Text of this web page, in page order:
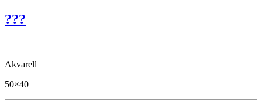
???
Akvarell
50×40